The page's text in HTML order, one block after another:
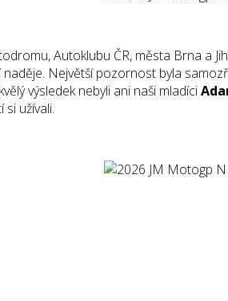
Autoklubu ČR, města Brna a
Největší pozornost byla
výsledek nebyli ani naši mladíci
užívali.